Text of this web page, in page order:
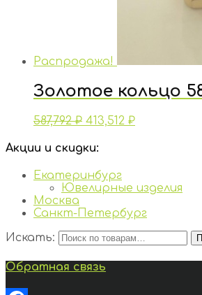
Распродажа!
Золотое кольцо
587,792₽ 413,512 ₽
Акции и скидки:
Екатеринбург
Ювелирные изделия
Москва
Санкт-Петербург
Искать:
Обратная связь